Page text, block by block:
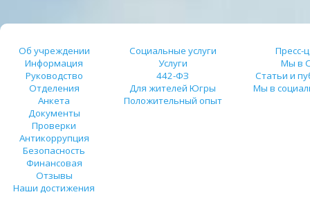
Об учреждении
Информация
Руководство
Отделения
Анкета
Документы
Проверки
Антикоррупция
Безопасность
Финансовая
Отзывы
Наши достижения
Социальные услуги
Услуги
442-ФЗ
Для жителей Югры
Положительный опыт
Пресс-
Мы в
Статьи и
Мы в